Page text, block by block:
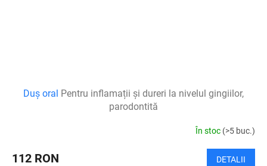
Duș oral Pentru inflamații și dureri la nivelul gingiilor,
parodontită
În stoc (>5 buc.)
112 RON DETALII